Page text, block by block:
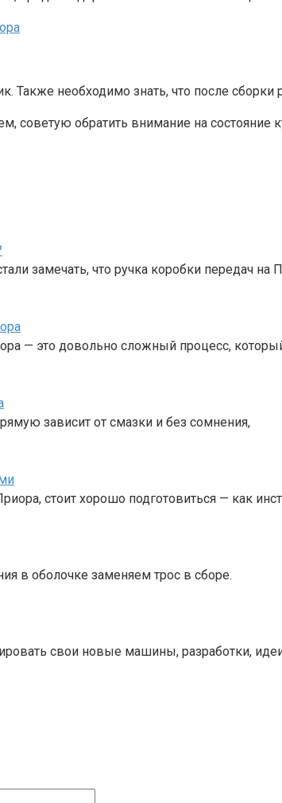
Также необходимо знать, что после
советую обратить внимание на состояние
замечать, что ручка коробки передач на
— это довольно сложный процесс,
зависит от смазки и без сомнения,
стоит хорошо подготовиться — как
в оболочке заменяем трос в сборе.
свои новые машины, разработки,